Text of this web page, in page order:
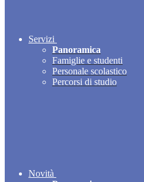
Servizi
Panoramica
Famiglie e studenti
Personale scolastico
Percorsi di studio
Novità